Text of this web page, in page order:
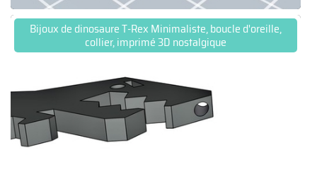
Bijoux de dinosaure T-Rex Minimaliste, boucle d'oreille,
collier, imprimé 3D nostalgique